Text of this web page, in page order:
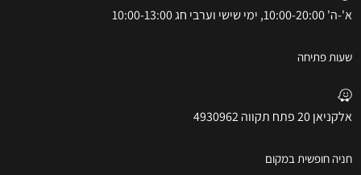
א'-ה' 10:00-20:00, ימי שישי וערבי חג 10:00-13:00
שעות פתיחה
אלקניאן 20 פתח תקווה 4930962
חניה חופשית במקום